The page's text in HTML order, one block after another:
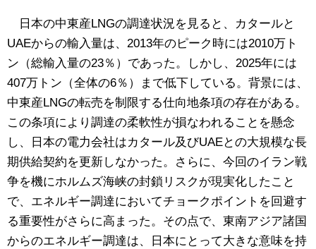
日本の中東産LNGの調達状況を見ると、カタールと
UAEからの輸入量は、2013年のピーク時には2010万ト
ン（総輸入量の23％）であった。しかし、2025年には
407万トン（全体の6％）まで低下している。背景には、
中東産LNGの転売を制限する仕向地条項の存在がある。
この条項により調達の柔軟性が損なわれることを懸念
し、日本の電力会社はカタール及びUAEとの大規模な長
期供給契約を更新しなかった。さらに、今回のイラン戦
争を機にホルムズ海峡の封鎖リスクが現実化したこと
で、エネルギー調達においてチョークポイントを回避す
る重要性がさらに高まった。その点で、東南アジア諸国
からのエネルギー調達は、日本にとって大きな意味を持